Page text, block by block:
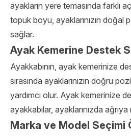
ayakların yere temasında farklı
topuk boyu, ayaklarınızın doğal
sağlar.
Ayak Kemerine Destek
Ayakkabının, ayak kemerinize
sırasında ayaklarınızın doğru
yardımcı olur. Ayak kemerinize
ayakkabılar, ayaklarınızda
Marka ve Model Seçimi